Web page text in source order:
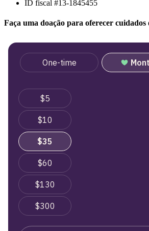
ID fiscal #13-1845455
Faça uma doação para oferecer cuidados